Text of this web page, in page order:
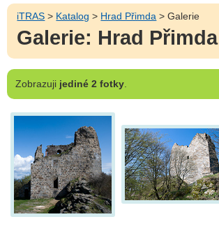
iTRAS > Katalog > Hrad Přimda > Galerie
Galerie: Hrad Přimda
Zobrazuji jediné 2 fotky.